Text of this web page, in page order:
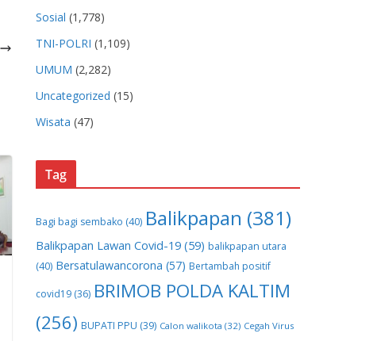
Sosial (1,778)
TNI-POLRI (1,109)
UMUM (2,282)
Uncategorized (15)
Wisata (47)
Tag
Bagi bagi sembako (40) Balikpapan (381)
Balikpapan Lawan Covid-19 (59) balikpapan utara
(40) Bersatulawancorona (57) Bertambah positif
covid19 (36) BRIMOB POLDA KALTIM
(256) BUPATI PPU (39) Calon walikota (32) Cegah Virus